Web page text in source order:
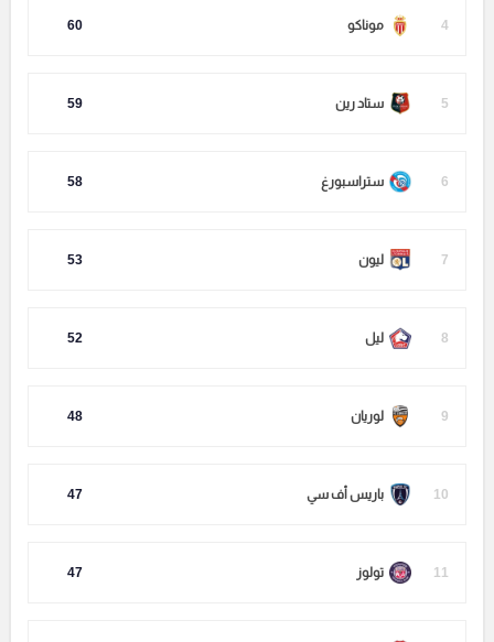
4 موناكو 60
5 ستاد رين 59
6 ستراسبورغ 58
7 ليون 53
8 ليل 52
9 لوريان 48
10 باريس أف سي 47
11 تولوز 47